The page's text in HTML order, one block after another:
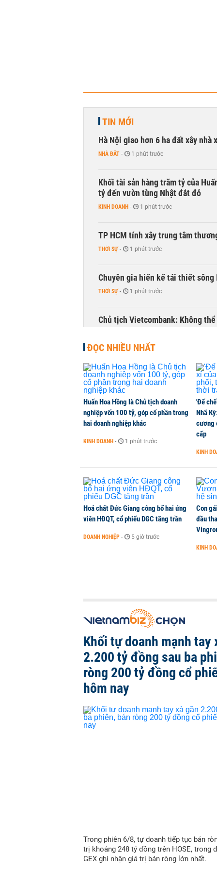
TIN MỚI
Hà Nội giao hơn 6 ha đất xây nhà
NHÀ ĐẤT - 1 phút trước
Khối tài sản hàng trăm tỷ của
tỷ đến vườn tùng Nhật đắt đỏ
KINH DOANH - 1 phút trước
TP HCM tính xây trung tâm
THỜI SỰ - 1 phút trước
Chuyên gia hiến kế tái thiết sông
THỜI SỰ - 1 phút trước
Chủ tịch Vietcombank: Không
ĐỌC NHIỀU NHẤT
Huấn Hoa Hồng là Chủ tịch doanh
nghiệp vốn 100 tỷ, góp cổ phần trong
hai doanh nghiệp khác
KINH DOANH - 1 phút trước
'Đế
Nhã
cương
cấp
KINH
Hoá chất Đức Giang công bố hai ứng
viên HĐQT, cổ phiếu DGC tăng trần
DOANH NGHIỆP - 5 giờ trước
Con
đầu
KINH
Khối tự doanh mạnh tay
2.200 tỷ đồng sau ba
ròng 200 tỷ đồng cổ
hôm nay
Trong phiên 6/8, tự doanh tiếp tục bán
trị khoảng 248 tỷ đồng trên HOSE, trong
GEX ghi nhận giá trị bán ròng lớn nhất.